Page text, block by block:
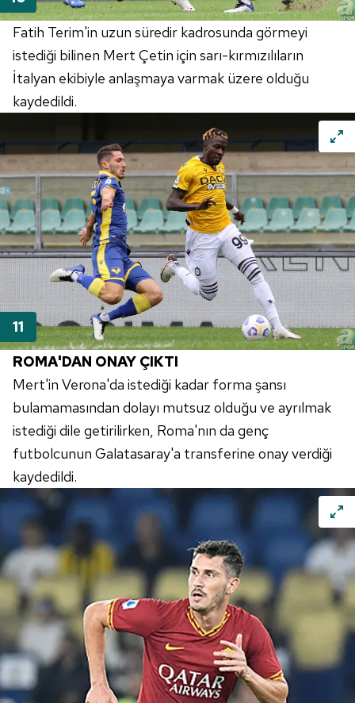
Fatih Terim'in uzun süredir kadrosunda görmeyi
istediği bilinen Mert Çetin için sarı-kırmızılıların
İtalyan ekibiyle anlaşmaya varmak üzere olduğu
kaydedildi.
ROMA'DAN ONAY ÇIKTI
Mert'in Verona'da istediği kadar forma şansı
bulamamasından dolayı mutsuz olduğu ve ayrılmak
istediği dile getirilirken, Roma'nın da genç
futbolcunun Galatasaray'a transferine onay verdiği
kaydedildi.